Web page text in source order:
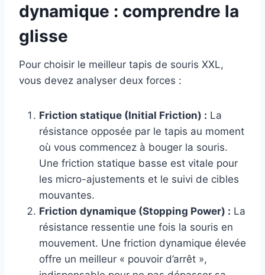
dynamique : comprendre la
glisse
Pour choisir le meilleur tapis de souris XXL,
vous devez analyser deux forces :
Friction statique (Initial Friction) : La
résistance opposée par le tapis au moment
où vous commencez à bouger la souris.
Une friction statique basse est vitale pour
les micro-ajustements et le suivi de cibles
mouvantes.
Friction dynamique (Stopping Power) : La
résistance ressentie une fois la souris en
mouvement. Une friction dynamique élevée
offre un meilleur « pouvoir d’arrêt »,